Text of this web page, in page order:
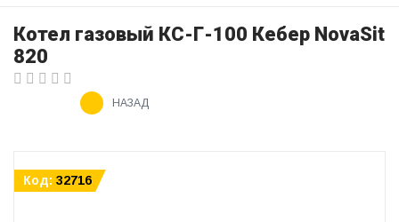
Котел газовый КС-Г-100 Кебер NovaSit
820
НАЗАД
Код: 32716